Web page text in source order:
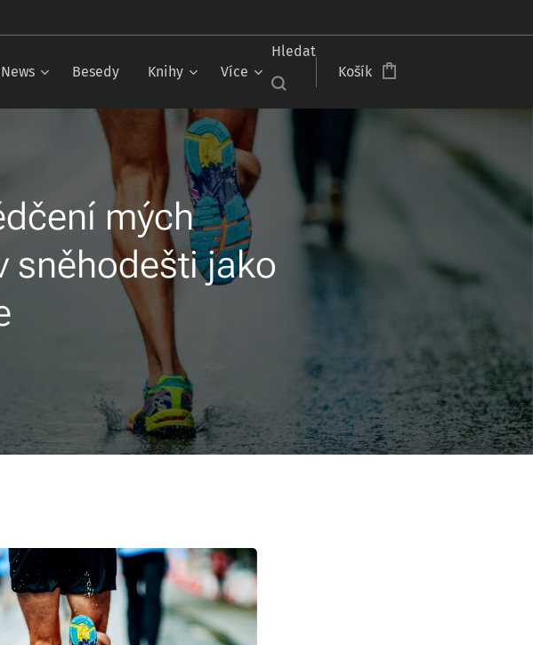
News Besedy Knihy Více
Hledat
Košík
mých
sněhodešti jako